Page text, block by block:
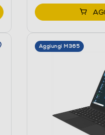
Aggiungi M365